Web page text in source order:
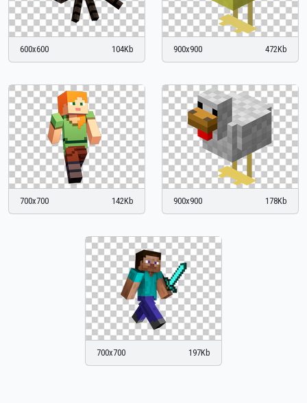
600x600 104Kb 900x900 472Kb
700x700 142Kb 900x900 178Kb
700x700 197Kb